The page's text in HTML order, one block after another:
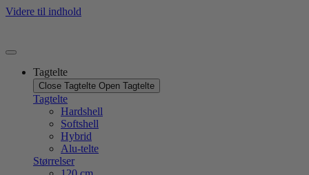
Videre til indhold
Tagtelte
Close Tagtelte Open Tagtelte
Tagtelte
Hardshell
Softshell
Hybrid
Alu-telte
Størrelser